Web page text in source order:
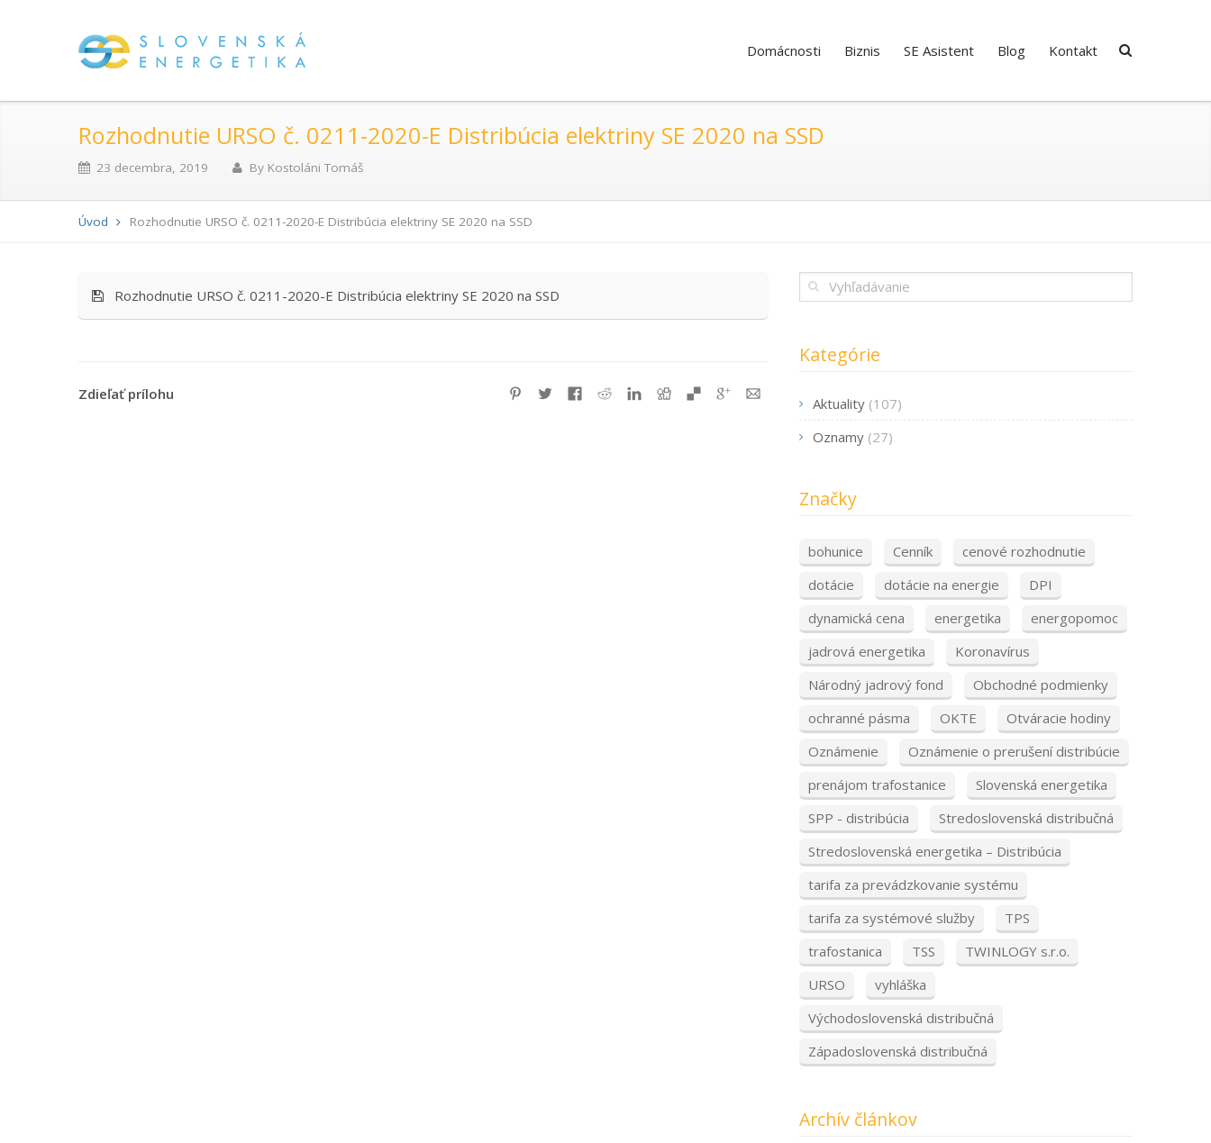
Domácnosti Biznis SE Asistent Blog Kontakt
Rozhodnutie URSO č. 0211-2020-E Distribúcia elektriny SE 2020 na SSD
23 decembra, 2019 By Kostoláni Tomáš
Úvod Rozhodnutie URSO č. 0211-2020-E Distribúcia elektriny SE 2020 na SSD
Rozhodnutie URSO č. 0211-2020-E Distribúcia elektriny SE 2020 na SSD
Zdieľať prílohu
Kategórie
Aktuality (107)
Oznamy (27)
Značky
bohunice Cenník
cenové rozhodnutie
dotácie
dotácie na energie
DPI
dynamická cena
energetika
energopomoc
jadrová energetika
Koronavírus
Národný jadrový fond
Obchodné podmienky
ochranné pásma
OKTE
Otváracie hodiny
Oznámenie
Oznámenie o prerušení distribúcie
prenájom trafostanice
Slovenská energetika
SPP - distribúcia
Stredoslovenská distribučná
Stredoslovenská energetika – Distribúcia
tarifa za prevádzkovanie systému
tarifa za systémové služby
TPS
trafostanica
TSS
TWINLOGY s.r.o.
URSO
vyhláška
Východoslovenská distribučná
Západoslovenská distribučná
Archív článkov